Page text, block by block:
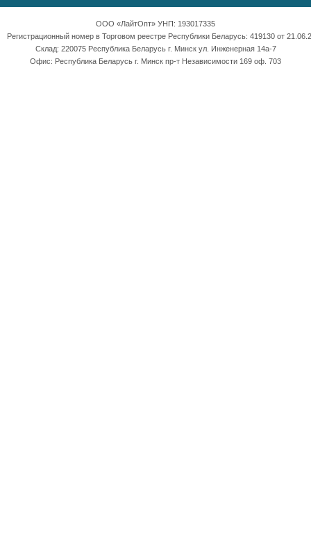
ООО «ЛайтОпт» УНП: 193017335
Регистрационный номер в Торговом реестре Республики Беларусь: 419130 от
Склад: 220075 Республика Беларусь г. Минск ул. Инженерная 14а-7
Офис: Республика Беларусь г. Минск пр-т Независимости 169 оф. 703